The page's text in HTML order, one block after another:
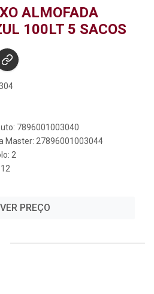
ALMOFADA
100LT 5 SACOS
7896001003040
Master: 27896001003044
2
VER PREÇO